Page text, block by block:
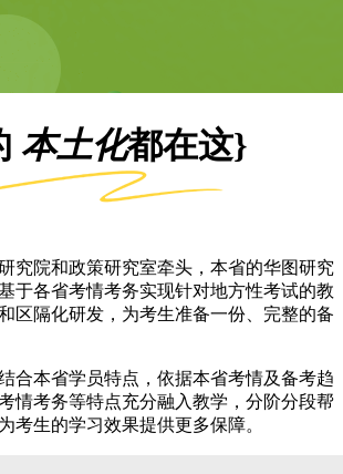
本土化都在这}
究院和政策研究室牵头，本省的华图研究
于各省考情考务实现针对地方性考试的教
区隔化研发，为考生准备一份、完整的备
合本省学员特点，依据本省考情及备考趋
情考务等特点充分融入教学，分阶分段帮
考生的学习效果提供更多保障。